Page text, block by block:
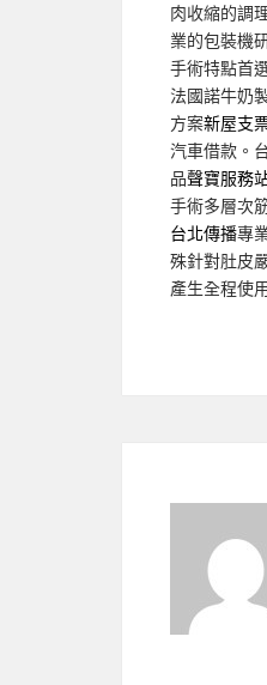
肉收縮的調
業的包裝機
手術特點首
法國諾牛奶
方案新屋支
汽車借款。
品聲寶服務
手術多層次
台北傳播專
殊針對肚皮
產生全程使